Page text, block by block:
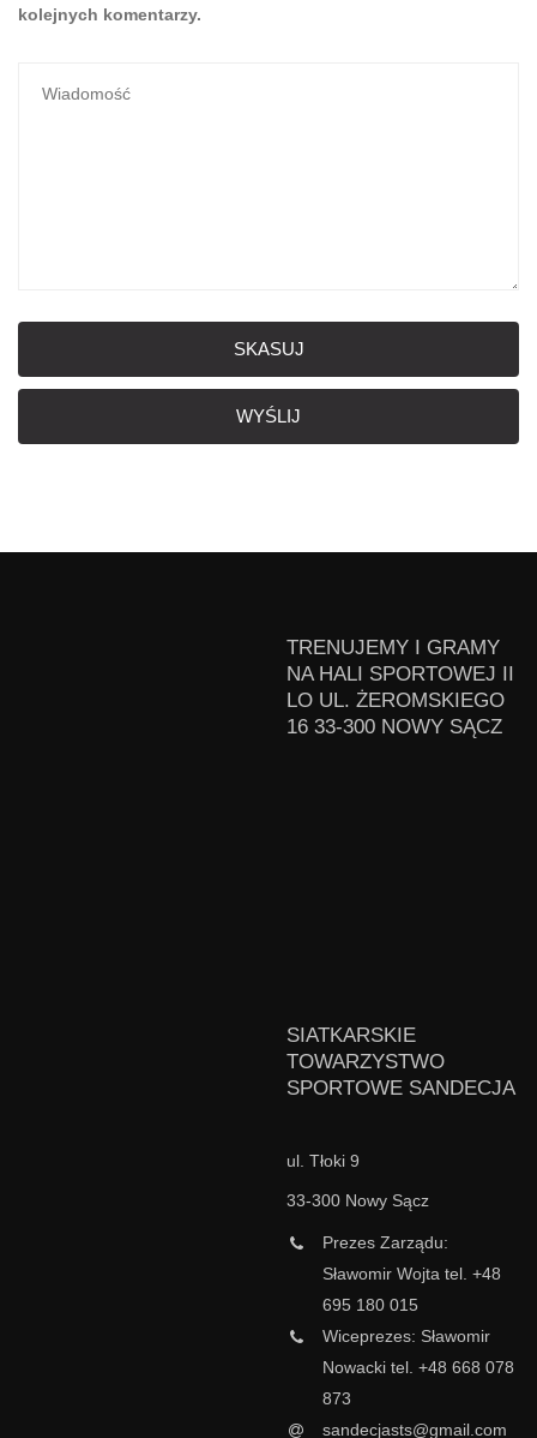
kolejnych komentarzy.
SKASUJ
WYŚLIJ
TRENUJEMY I GRAMY
NA HALI SPORTOWEJ II
LO UL. ŻEROMSKIEGO
16 33-300 NOWY SĄCZ
SIATKARSKIE
TOWARZYSTWO
SPORTOWE SANDECJA
ul. Tłoki 9
33-300 Nowy Sącz
Prezes Zarządu:
Sławomir Wojta tel. +48
695 180 015
Wiceprezes: Sławomir
Nowacki tel. +48 668 078
873
sandecjasts@gmail.com